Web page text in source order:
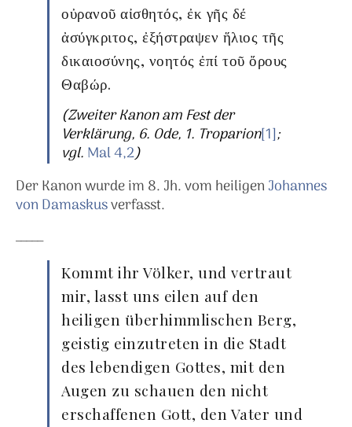
οὐρανοῦ αἰσθητός, ἐκ γῆς δέ
ἀσύγκριτος, ἐξήστραψεν ἥλιος τῆς
δικαιοσύνης, νοητός ἐπί τοῦ ὄρους
Θαβώρ.
(Zweiter Kanon am Fest der
Verklärung, 6. Ode, 1. Troparion[1];
vgl. Mal 4,2)
Der Kanon wurde im 8. Jh. vom heiligen Johannes
von Damaskusverfasst.
_____
Kommt ihr Völker, und vertraut
mir, lasst uns eilen auf den
heiligen überhimmlischen Berg,
geistig einzutreten in die Stadt
des lebendigen Gottes, mit den
Augen zu schauen den nicht
erschaffenen Gott, den Vater und